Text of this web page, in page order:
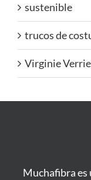
sustenible
trucos de
Virginie
Muchafibra es